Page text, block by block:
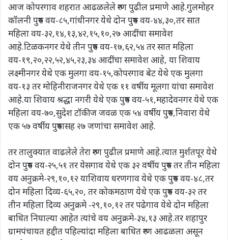
आज कोपरगाव शहरात आढळलेले रुग्ण पुढील प्रमाणे आहे.गुलमोहर
कॉलनी पुरुष वय-८५,गांधीनगर येथे दोन पुरुष वय-४४,३०,तर सात
महिला वय-३२,१४,१३,४२,१५,१०,२७ आदींचा समावेश
आहे.टिळकनगर येथे तीन पुरुष वय-१७,६२,५४ तर सात महिला
वय-१९,२०,२२,५२,४५,२३,३४ आदींचा समावेश आहे, या शिवाय
लक्ष्मीनगर येथे एक मुलगा वय-१५,कोपरगाव बेट येथे एक मुलगा
वय-१३ तर मोहिनीराजनगर येथे एक ११ वर्षीय मूलगा यांचा समावेश
आहे.या शिवाय श्रद्धा नगरी येथे एक पुरुष वय-५१,महादेवनगर येथे एक
महिला वय-७०,सुदेश टॉकीज जवळ एक ५४ वर्षीय पुरुष,निवारा येथे
एक ५७ वर्षीय पुरुषासह २७ जणांचा समावेश आहे.
तर तालुक्यात वाढलेले तेरा रुग्ण पुढील प्रमाणे आहे.त्यात मुर्शतपूर येथे
दोन पुरुष वय-२५,५१ तर येसगाव येथे एक ३२ वर्षीय पुरुष तर तीन महिला
वय अनुक्रमे-२९,१०,१२ याशिवाय धरणगाव येथे एक पुरुष वय-४८,तर
दोन महिला दिव्य-६५,२०, तर कोकमठाण येथे एक पुरुष वय-३२ तर
तीन महिला दिव्य अनुक्रमे -२९,१०,१२ तर पढेगाव येथे दोन महिला
बाधित निघाल्या आहेत त्यांचे वय अनुक्रमे-३४,१३ आहे.तर शहापुर
ग्रामपंचायत हद्दीत पहिल्यांदा महिला बाधित रुग्ण आढळला असून